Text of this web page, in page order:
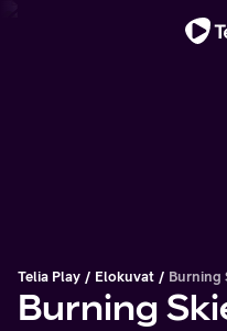
Telia Play Elokuvat Burning
Burning